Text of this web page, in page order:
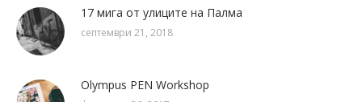
17 мига от улиците на Палма
септември 21, 2018
Olympus PEN Workshop